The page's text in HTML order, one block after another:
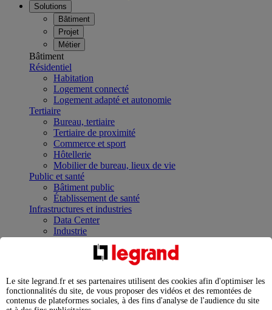
Solutions
Bâtiment
Projet
Métier
Bâtiment
Résidentiel
Habitation
Logement connecté
Logement adapté et autonomie
Tertiaire
Bureau, tertiaire
Tertiaire de proximité
Commerce et sport
Hôtellerie
Mobilier de bureau, lieux de vie
Public et santé
Bâtiment public
Établissement de santé
Infrastructures et industries
Data Center
Industrie
Infrastructures
Contrôler et planifier le fonctionnement des appareils
Répartir et optimiser son tableau électrique
Legrand Data Center Solutions : concentrer les
expertises au service de vos performances
Le site legrand.fr et ses partenaires utilisent des cookies afin d'optimiser les
fonctionnalités du site, de vous proposer des vidéos et des remontées de
contenus de plateformes sociales, à des fins d'analyse de l'audience du site